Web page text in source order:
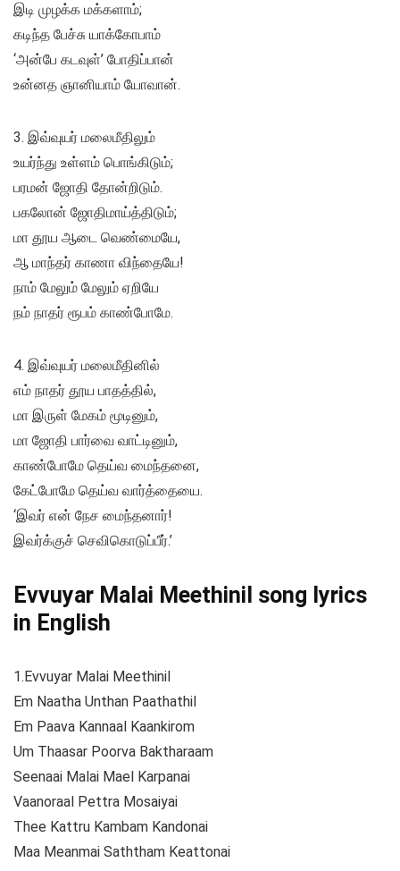
இடி முழக்க மக்களாம்;
கடிந்த பேச்சு யாக்கோபாம்
‘அன்பே கடவுள்’ போதிப்பான்
உன்னத ஞானியாம் யோவான்.
3. இவ்வுயர் மலைமீதிலும்
உயர்ந்து உள்ளம் பொங்கிடும்;
பரமன் ஜோதி தோன்றிடும்.
பகலோன் ஜோதிமாய்த்திடும்;
மா தூய ஆடை வெண்மையே,
ஆ மாந்தர் காணா விந்தையே!
நாம் மேலும் மேலும் ஏறியே
நம் நாதர் ரூபம் காண்போமே.
4. இவ்வுயர் மலைமீதினில்
எம் நாதர் தூய பாதத்தில்,
மா இருள் மேகம் மூடினும்,
மா ஜோதி பார்வை வாட்டினும்,
காண்போமே தெய்வ மைந்தனை,
கேட்போமே தெய்வ வார்த்தையை.
‘இவர் என் நேச மைந்தனார்!
இவர்க்குச் செவிகொடுப்பீர்.’
Evvuyar Malai Meethinil song lyrics
in English
1.Evvuyar Malai Meethinil
Em Naatha Unthan Paathathil
Em Paava Kannaal Kaankirom
Um Thaasar Poorva Baktharaam
Seenaai Malai Mael Karpanai
Vaanoraal Pettra Mosaiyai
Thee Kattru Kambam Kandonai
Maa Meanmai Saththam Keattonai